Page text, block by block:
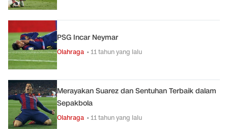
PSG Incar Neymar
Olahraga • 11 tahun yang lalu
Merayakan Suarez dan Sentuhan Terbaik dalam
Sepakbola
Olahraga • 11 tahun yang lalu